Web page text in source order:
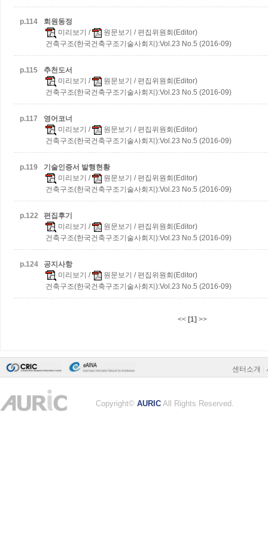
p.114
회원동정
미리보기 / 원문보기 / 편집위원회(Editor)
건축구조(한국건축구조기술사회지):Vol.23 No.5 (2016-09)
p.115
추천도서
미리보기 / 원문보기 / 편집위원회(Editor)
건축구조(한국건축구조기술사회지):Vol.23 No.5 (2016-09)
p.117
영어코너
미리보기 / 원문보기 / 편집위원회(Editor)
건축구조(한국건축구조기술사회지):Vol.23 No.5 (2016-09)
p.119
기술인증서 발행현황
미리보기 / 원문보기 / 편집위원회(Editor)
건축구조(한국건축구조기술사회지):Vol.23 No.5 (2016-09)
p.122
편집후기
미리보기 / 원문보기 / 편집위원회(Editor)
건축구조(한국건축구조기술사회지):Vol.23 No.5 (2016-09)
p.124
공지사항
미리보기 / 원문보기 / 편집위원회(Editor)
건축구조(한국건축구조기술사회지):Vol.23 No.5 (2016-09)
<< [1] >>
센터소개
Copyright© AURIC All Rights Reserved.